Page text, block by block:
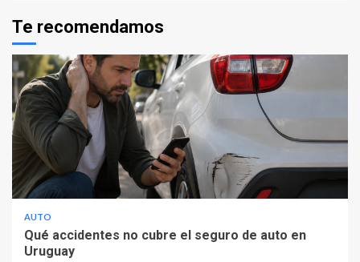
Te recomendamos
AUTO
Qué accidentes no cubre el seguro de auto en
Uruguay